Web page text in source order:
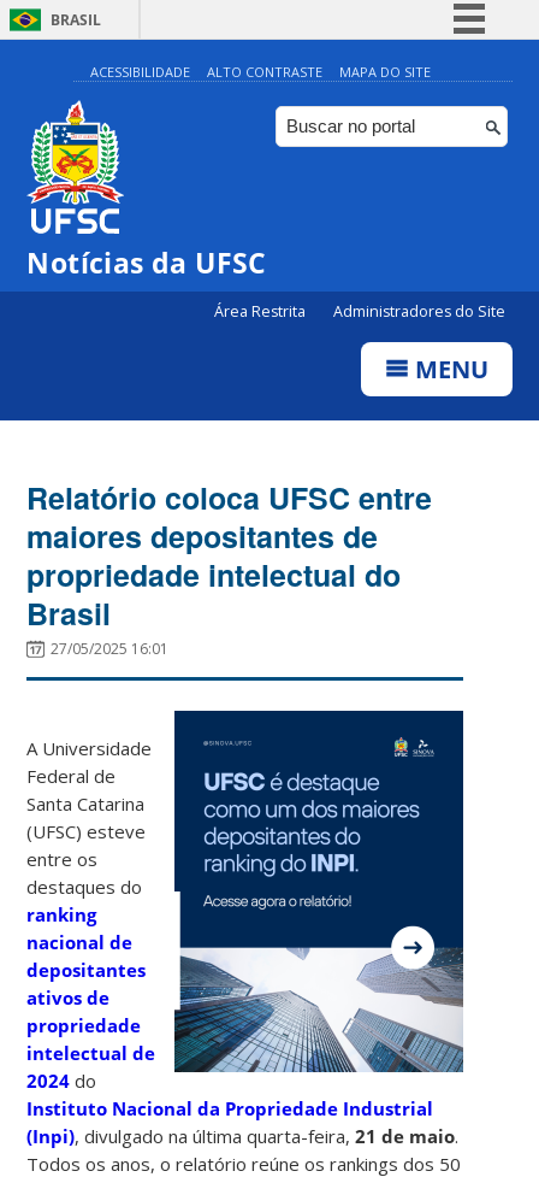
BRASIL
Simplifique!
Comunica BR
Participe
ACESSIBILIDADE ALTO CONTRASTE MAPA DO SITE
Notícias da UFSC
Área Restrita Administradores do Site
MENU
Relatório coloca UFSC entre
maiores depositantes de
propriedade intelectual do
Brasil
27/05/2025 16:01
A Universidade
Federal de
Santa Catarina
(UFSC) esteve
entre os
destaques do
ranking
nacional de
depositantes
ativos de
propriedade
intelectual de
2024 do
Instituto Nacional da Propriedade Industrial
(Inpi), divulgado na última quarta-feira,21 de maio.
Todos os anos, o relatório reúne os rankings dos 50